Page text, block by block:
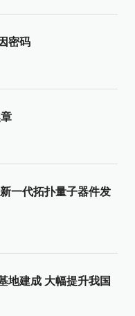
密码
一代拓扑量子器件发
地建成 大幅提升我国